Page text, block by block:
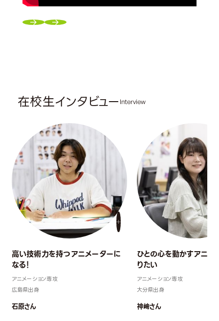
在校生インタビュー Interview
高い技術力を持つアニメーターに
なる！
アニメーション専攻
広島県出身
石原さん
ひとの心を動かすアニメ
りたい
アニメーション専攻
大分県出身
神﨑さん